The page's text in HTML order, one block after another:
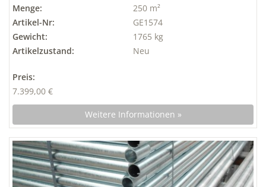
Menge:
250 m²
Artikel-Nr:
GE1574
Gewicht:
1765 kg
Artikelzustand:
Neu
Preis:
7.399,00 €
Weitere Informationen »